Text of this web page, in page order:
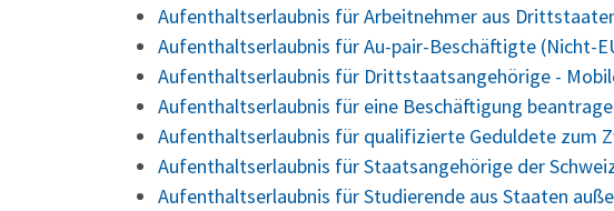
Aufenthaltserlaubnis für Arbeitnehmer aus
Aufenthaltserlaubnis für Au-pair-Beschäftigte (Nicht-
Aufenthaltserlaubnis für Drittstaatsangehörige -
Aufenthaltserlaubnis für eine Beschäftigung
Aufenthaltserlaubnis für qualifizierte Geduldete zum
Aufenthaltserlaubnis für Staatsangehörige der
Aufenthaltserlaubnis für Studierende aus Staaten